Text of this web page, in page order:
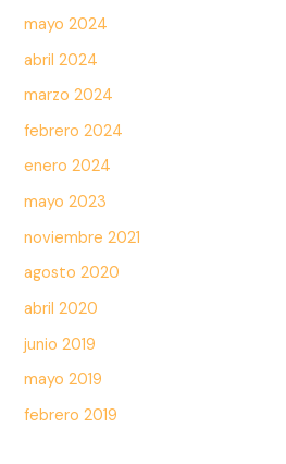
mayo 2024
abril 2024
marzo 2024
febrero 2024
enero 2024
mayo 2023
noviembre 2021
agosto 2020
abril 2020
junio 2019
mayo 2019
febrero 2019